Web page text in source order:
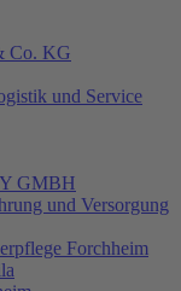
Co. KG
und Service
GMBH
und Versorgung
Forchheim